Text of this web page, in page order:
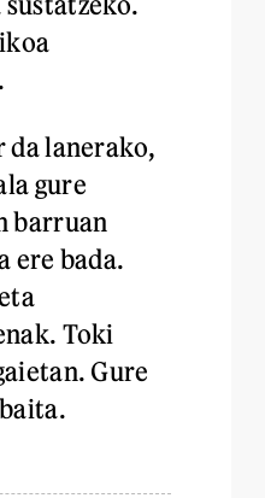
da lanerako,
gure
barruan
ere bada.
Toki
Gure